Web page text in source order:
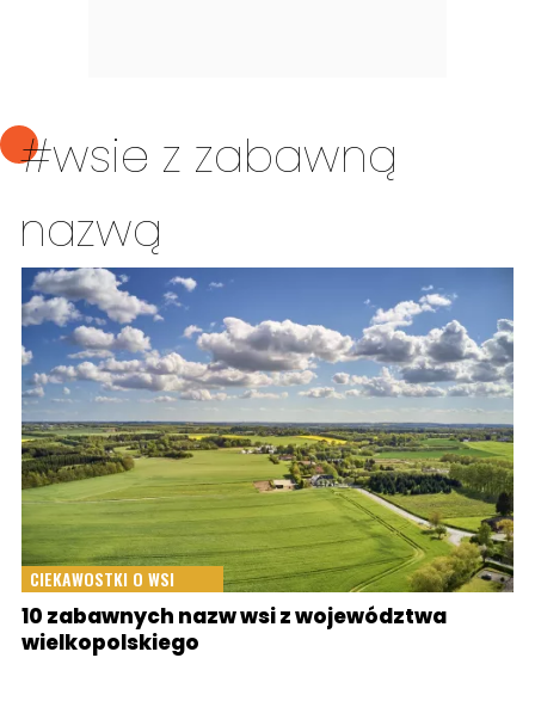
#wsie z zabawną
nazwą
CIEKAWOSTKI O WSI
10 zabawnych nazw wsi z województwa
wielkopolskiego